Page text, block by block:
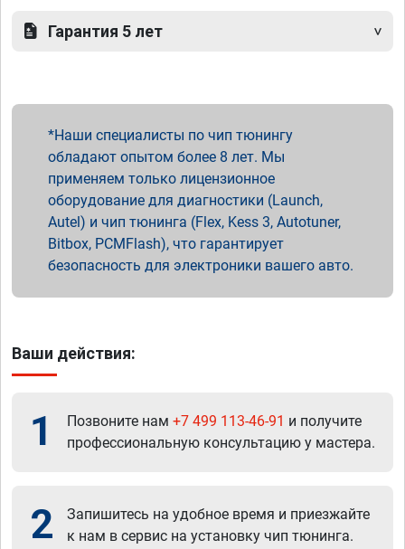
Гарантия 5 лет
Наши специалисты по чип тюнингу
обладают опытом более 8 лет. Мы
применяем только лицензионное
оборудование для диагностики (Launch,
Autel) и чип тюнинга (Flex, Kess 3, Autotuner,
Bitbox, PCMFlash), что гарантирует
безопасность для электроники вашего авто.
Ваши действия:
1 Позвоните нам +7 499 113-46-91 и получите
профессиональную консультацию у мастера.
2
Запишитесь на удобное время и приезжайте
к нам в сервис на установку чип тюнинга.